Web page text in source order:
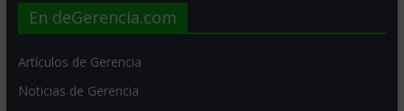
En deGerencia.com
Artículos de Gerencia
Noticias de Gerencia